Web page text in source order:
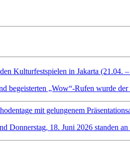
Kulturfestspielen in Jakarta (21.04.
begeisterten „Wow“-Rufen wurde
mit gelungenem
Donnerstag, 18. Juni 2026 standen